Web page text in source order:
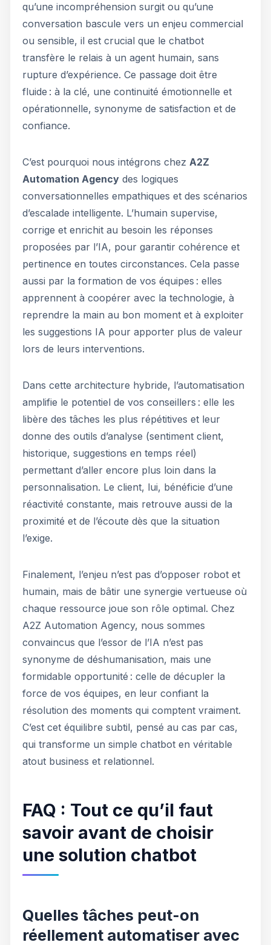
qu’une incompréhension surgit ou qu’une
conversation bascule vers un enjeu commercial
ou sensible, il est crucial que le chatbot
transfère le relais à un agent humain, sans
rupture d’expérience. Ce passage doit être
fluide : à la clé, une continuité émotionnelle et
opérationnelle, synonyme de satisfaction et de
confiance.
C’est pourquoi nous intégrons chez A2Z
Automation Agency des logiques
conversationnelles empathiques et des scénarios
d’escalade intelligente. L’humain supervise,
corrige et enrichit au besoin les réponses
proposées par l’IA, pour garantir cohérence et
pertinence en toutes circonstances. Cela passe
aussi par la formation de vos équipes : elles
apprennent à coopérer avec la technologie, à
reprendre la main au bon moment et à exploiter
les suggestions IA pour apporter plus de valeur
lors de leurs interventions.
Dans cette architecture hybride, l’automatisation
amplifie le potentiel de vos conseillers : elle les
libère des tâches les plus répétitives et leur
donne des outils d’analyse (sentiment client,
historique, suggestions en temps réel)
permettant d’aller encore plus loin dans la
personnalisation. Le client, lui, bénéficie d’une
réactivité constante, mais retrouve aussi de la
proximité et de l’écoute dès que la situation
l’exige.
Finalement, l’enjeu n’est pas d’opposer robot et
humain, mais de bâtir une synergie vertueuse où
chaque ressource joue son rôle optimal. Chez
A2Z Automation Agency, nous sommes
convaincus que l’essor de l’IA n’est pas
synonyme de déshumanisation, mais une
formidable opportunité : celle de décupler la
force de vos équipes, en leur confiant la
résolution des moments qui comptent vraiment.
C’est cet équilibre subtil, pensé au cas par cas,
qui transforme un simple chatbot en véritable
atout business et relationnel.
FAQ : Tout ce qu’il faut
savoir avant de choisir
une solution chatbot
Quelles tâches peut-on
réellement automatiser avec